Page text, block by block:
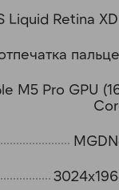
Liquid Retina
M5 Pro GPU